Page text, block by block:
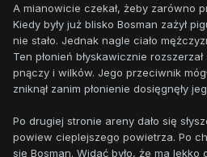
A mianowicie czekał, żeby zarówno
Kiedy były już blisko Bosman zażył
nie stało. Jednak nagle ciało
Ten płonień błyskawicznie
pnączy i wilków. Jego przeciwnik
zniknął zanim płonienie dosięgnęły
Po drugiej stronie areny dało się
powiew cieplejszego powietrza. Po
się Bosman. Widać było, że ma lekko